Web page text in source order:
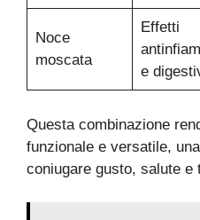
Noce
moscata
Effetti
e
Questa combinazione
funzionale e versatile,
coniugare gusto, salute e